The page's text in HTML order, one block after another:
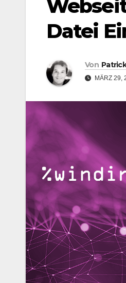
Datei
Von
MÄRZ 29,